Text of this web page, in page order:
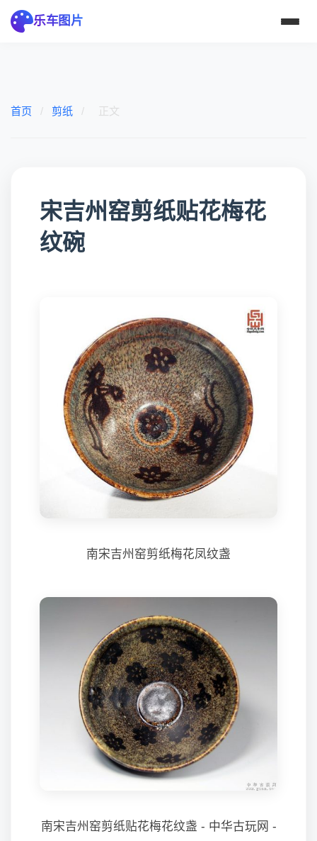
乐车图片
首页 / 剪纸 / 正文
宋吉州窑剪纸贴花梅花
纹碗
南宋吉州窑剪纸梅花凤纹盏
南宋吉州窑剪纸贴花梅花纹盏 - 中华古玩网 -